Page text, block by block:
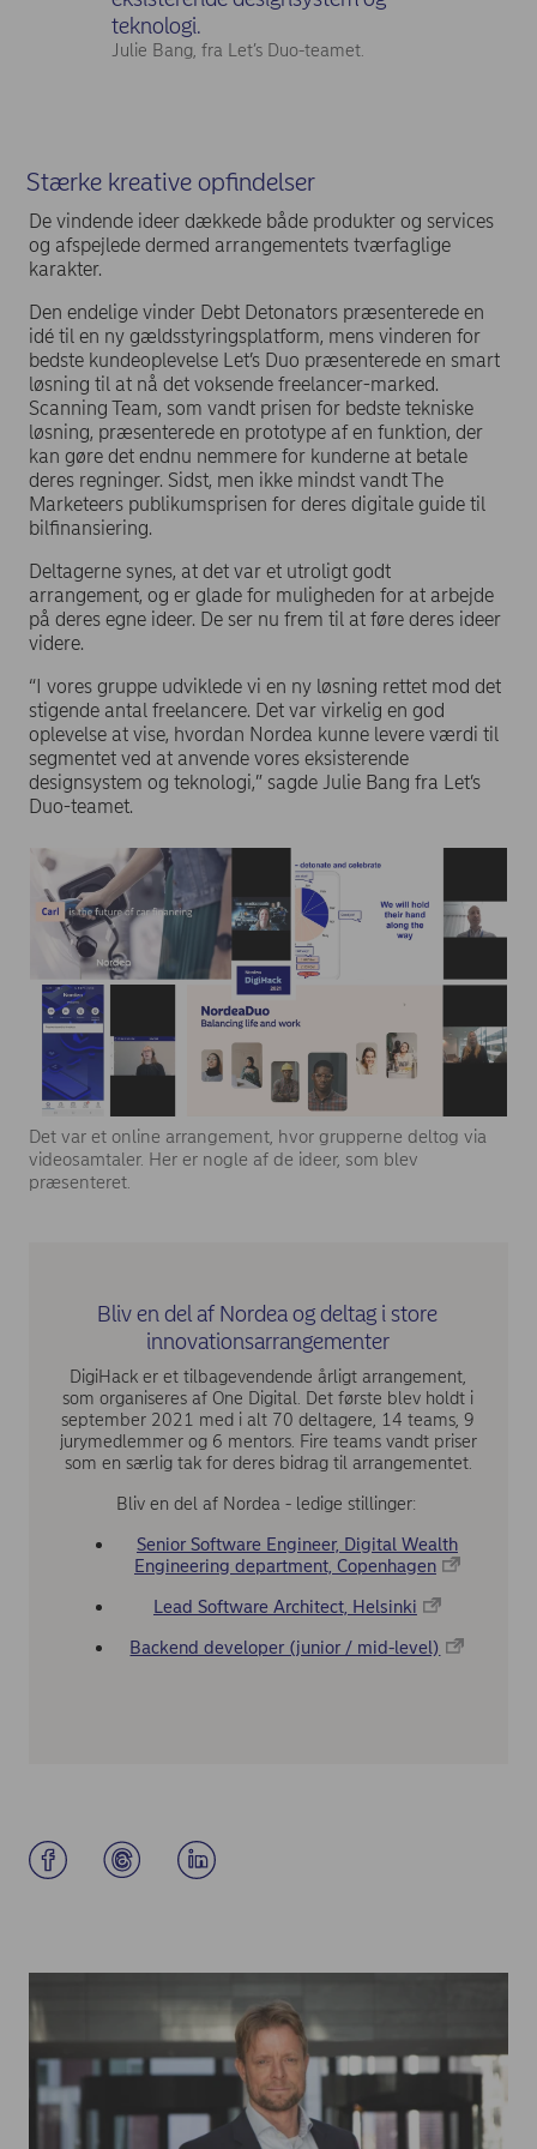
teknologi.
Julie Bang, fra Let’s Duo-teamet.
Stærke kreative opfindelser
De vindende ideer dækkede både produkter og services
og afspejlede dermed arrangementets tværfaglige
karakter.
Den endelige vinder Debt Detonators præsenterede en
idé til en ny gældsstyringsplatform, mens vinderen for
bedste kundeoplevelse Let’s Duo præsenterede en smart
løsning til at nå det voksende freelancer-marked.
Scanning Team, som vandt prisen for bedste tekniske
løsning, præsenterede en prototype af en funktion, der
kan gøre det endnu nemmere for kunderne at betale
deres regninger. Sidst, men ikke mindst vandt The
Marketeers publikumsprisen for deres digitale guide til
bilfinansiering.
Deltagerne synes, at det var et utroligt godt
arrangement, og er glade for muligheden for at arbejde
på deres egne ideer. De ser nu frem til at føre deres ideer
videre.
“I vores gruppe udviklede vi en ny løsning rettet mod det
stigende antal freelancere. Det var virkelig en god
oplevelse at vise, hvordan Nordea kunne levere værdi til
segmentet ved at anvende vores eksisterende
designsystem og teknologi,” sagde Julie Bang fra Let’s
Duo-teamet.
Det var et online arrangement, hvor grupperne deltog via
videosamtaler. Her er nogle af de ideer, som blev
præsenteret.
Bliv en del af Nordea og deltag i store
innovationsarrangementer
DigiHack er et tilbagevendende årligt arrangement,
som organiseres af One Digital. Det første blev holdt i
september 2021 med i alt 70 deltagere, 14 teams, 9
jurymedlemmer og 6 mentors. Fire teams vandt priser
som en særlig tak for deres bidrag til arrangementet.
Bliv en del af Nordea - ledige stillinger:
Senior Software Engineer, Digital Wealth
Engineering department, Copenhagen
Lead Software Architect, Helsinki
Backend developer (junior / mid-level)